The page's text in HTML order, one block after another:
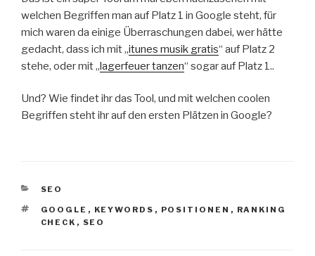
welchen Begriffen man auf Platz 1 in Google steht, für
mich waren da einige Überraschungen dabei, wer hätte
gedacht, dass ich mit „itunes musik gratis“ auf Platz 2
stehe, oder mit „lagerfeuer tanzen“ sogar auf Platz 1..
Und? Wie findet ihr das Tool, und mit welchen coolen
Begriffen steht ihr auf den ersten Plätzen in Google?
KATEGORIEN
SEO
SCHLAGWÖRTER
GOOGLE , KEYWORDS , POSITIONEN , RANKING
CHECK , SEO